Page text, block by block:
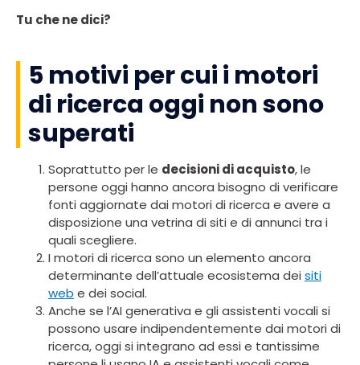
Tu che ne dici?
5 motivi per cui i motori
di ricerca oggi non sono
superati
Soprattutto per le decisioni di acquisto, le
persone oggi hanno ancora bisogno di verificare
fonti aggiornate dai motori di ricerca e avere a
disposizione una vetrina di siti e di annunci tra i
quali scegliere.
I motori di ricerca sono un elemento ancora
determinante dell’attuale ecosistema dei siti
web e dei social.
Anche se l’AI generativa e gli assistenti vocali si
possono usare indipendentemente dai motori di
ricerca, oggi si integrano ad essi e tantissime